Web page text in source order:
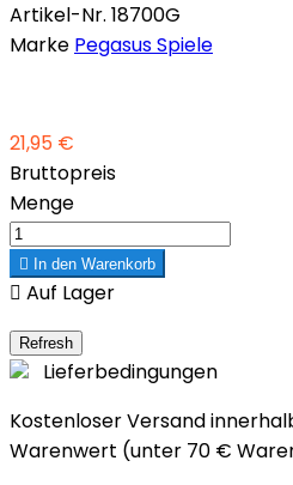
Artikel-Nr. 18700G
Marke Pegasus Spiele
21,95 €
Bruttopreis
Menge
 In den Warenkorb
 Auf Lager
Lieferbedingungen
Kostenloser Versand
Warenwert (unter 70 €